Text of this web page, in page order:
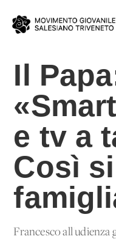
Il
e tv a
Così
Francesco all'udienza